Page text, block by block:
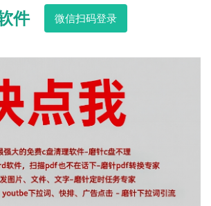
件 微信扫码登录